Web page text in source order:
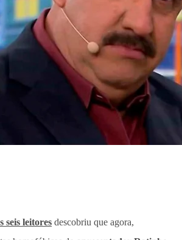
seis leitores descobriu que agora,